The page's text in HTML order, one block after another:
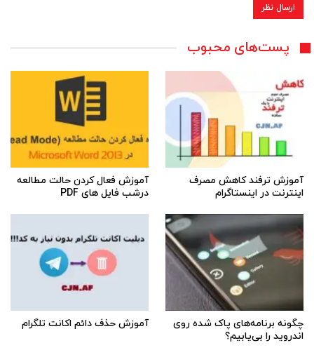
پست‌های محبوب
آموزش ترفند کاهش مصرف
اینترنت در اینستاگرام
آموزش فعال کردن حالت مطالعه
درشب فایل های PDF
چگونه برنامه‌های پاک شده روی
اندروید را بی‌یابیم؟
آموزش حذف دائم اکانت تلگرام